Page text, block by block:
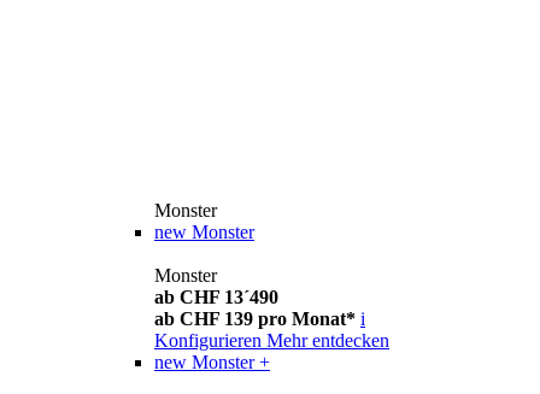
Monster
new Monster
Monster
ab CHF 13´490
ab CHF 139 pro Monat* i
Konfigurieren Mehr entdecken
new Monster +